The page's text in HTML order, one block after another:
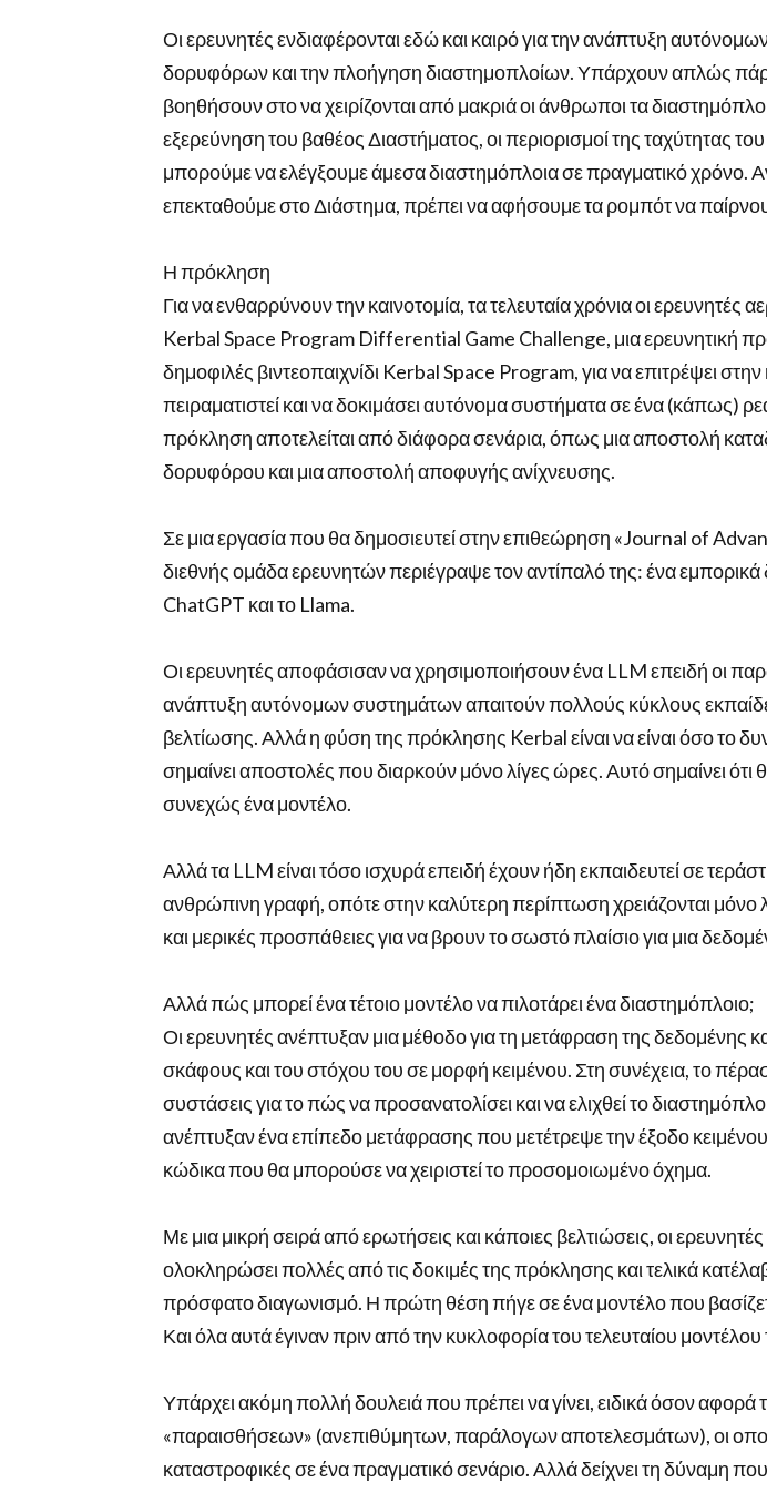
Οι ερευνητές ενδιαφέρονται εδώ και καιρό για την ανάπτυξη
δορυφόρων και την πλοήγηση διαστημοπλοίων. Υπάρχουν απλώς
βοηθήσουν στο να χειρίζονται από μακριά οι άνθρωποι τα
εξερεύνηση του βαθέος Διαστήματος, οι περιορισμοί της ταχύτητας
μπορούμε να ελέγξουμε άμεσα διαστημόπλοια σε πραγματικό χρόνο.
επεκταθούμε στο Διάστημα, πρέπει να αφήσουμε τα ρομπότ να
Η πρόκληση
Για να ενθαρρύνουν την καινοτομία, τα τελευταία χρόνια οι
Kerbal Space Program Differential Game Challenge, μια ερευνητική
δημοφιλές βιντεοπαιχνίδι Kerbal Space Program, για να επιτρέψει στην
πειραματιστεί και να δοκιμάσει αυτόνομα συστήματα σε ένα (κάπως)
πρόκληση αποτελείται από διάφορα σενάρια, όπως μια αποστολή
δορυφόρου και μια αποστολή αποφυγής ανίχνευσης.
Σε μια εργασία που θα δημοσιευτεί στην επιθεώρηση «Journal of
διεθνής ομάδα ερευνητών περιέγραψε τον αντίπαλό της: ένα
ChatGPT και το Llama.
Οι ερευνητές αποφάσισαν να χρησιμοποιήσουν ένα LLM επειδή οι
ανάπτυξη αυτόνομων συστημάτων απαιτούν πολλούς κύκλους
βελτίωσης. Αλλά η φύση της πρόκλησης Kerbal είναι να είναι όσο το
σημαίνει αποστολές που διαρκούν μόνο λίγες ώρες. Αυτό σημαίνει ότι
συνεχώς ένα μοντέλο.
Αλλά τα LLM είναι τόσο ισχυρά επειδή έχουν ήδη εκπαιδευτεί σε
ανθρώπινη γραφή, οπότε στην καλύτερη περίπτωση χρειάζονται μόνο
και μερικές προσπάθειες για να βρουν το σωστό πλαίσιο για μια
Αλλά πώς μπορεί ένα τέτοιο μοντέλο να πιλοτάρει ένα διαστημόπλοιο;
Οι ερευνητές ανέπτυξαν μια μέθοδο για τη μετάφραση της δεδομένης
σκάφους και του στόχου του σε μορφή κειμένου. Στη συνέχεια, το
συστάσεις για το πώς να προσανατολίσει και να ελιχθεί το
ανέπτυξαν ένα επίπεδο μετάφρασης που μετέτρεψε την έξοδο
κώδικα που θα μπορούσε να χειριστεί το προσομοιωμένο όχημα.
Με μια μικρή σειρά από ερωτήσεις και κάποιες βελτιώσεις, οι
ολοκληρώσει πολλές από τις δοκιμές της πρόκλησης και τελικά
πρόσφατο διαγωνισμό. Η πρώτη θέση πήγε σε ένα μοντέλο που
Και όλα αυτά έγιναν πριν από την κυκλοφορία του τελευταίου
Υπάρχει ακόμη πολλή δουλειά που πρέπει να γίνει, ειδικά όσον
«παραισθήσεων» (ανεπιθύμητων, παράλογων αποτελεσμάτων), οι
καταστροφικές σε ένα πραγματικό σενάριο. Αλλά δείχνει τη δύναμη που